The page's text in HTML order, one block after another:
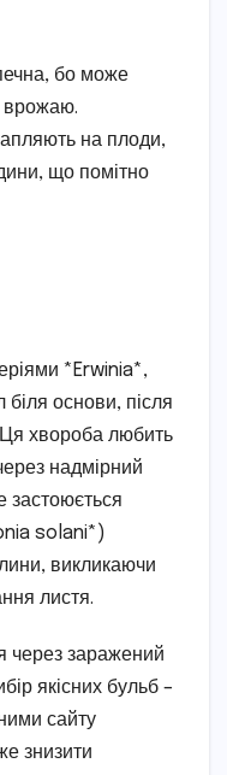
бо може
врожаю.
на плоди,
що помітно
*Erwinia*,
біля основи, після
Ця хвороба любить
надмірний
застоюється
solani*)
викликаючи
листя.
через заражений
якісних бульб –
сайту
знизити